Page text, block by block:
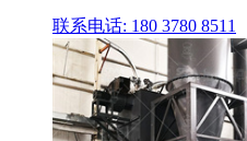
联系电话: 180 3780 8511